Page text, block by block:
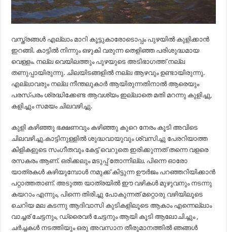
വസ്ത്രങ്ങൾ എല്ലാം മാറി കൂട്ടുകാരോടൊപ്പം പുഴയിൽ കുളിക്കാൻ
ഇറങ്ങി. കാട്ടിൽ നിന്നും ഒഴുകി വരുന്ന തെളിഞ്ഞ പരിശുദ്ധമായ
വെള്ളം. നല്ല വെയിലത്തും പുഴയുടെ അടിഭാഗത്ത്‌ നല്ല
തണുപ്പായിരുന്നു. ചിലയിടങ്ങളിൽ നല്ല ആഴവും ഉണ്ടായിരുന്നു.
എല്ലാവരും നല്ല നീന്തലുകാർ ആയിരുന്നതിനാൽ ആരെയും
പരസ്പരം ശ്രദ്ധിക്കേണ്ട ആവശ്യം ഇല്ലാതെ മതി മറന്നു കുളിച്ചു,
കളിച്ചും സമയം ചിലവഴിച്ചു.
കുളി കഴിഞ്ഞു ഭക്ഷണവും കഴിഞ്ഞു കുറെ നേരം കൂടി അവിടെ
ചിലവഴിച്ചു.കാട്ടിനുള്ളിൽ ശുദ്ധവായുവും ശ്വസിച്ചു പേരറിയാത്ത
കിളികളുടെ സംഗീതവും കേട്ട് വെറുതെ ഇരിക്കുന്നത് തന്നെ വളരെ
രസകരം ആണ്. ഒരിക്കലും മടുപ്പ് തോന്നില്ല. പിന്നെ ഓരോ
യാത്രകൾ കഴിയുമ്പോൾ നമുക്ക് കിട്ടുന്ന ഊർജം പറഞ്ഞറിയിക്കാൻ
പറ്റാത്തതാണ്. അടുത്ത യാത്രയിൽ ഈ വഴികൾ മുഴുവനും നടന്നു
കയറാം എന്നും, പിന്നെ തിരിച്ചു പോകുന്നത് മറ്റൊരു വഴിയിലൂടെ
ചെറിയ മല കടന്നു ആദിവാസി കുടികളിലൂടെ ആകാം എന്നെല്ലാം
വാച്ചര് ചേട്ടനും, ഡ്രൈവർ ചേട്ടനും ആയി കൂടി ആലോചിച്ചും ,
ചർച്ചകൾ നടത്തിയും ഒരു അവസാന തീരുമാനത്തിൽ ഞങ്ങൾ